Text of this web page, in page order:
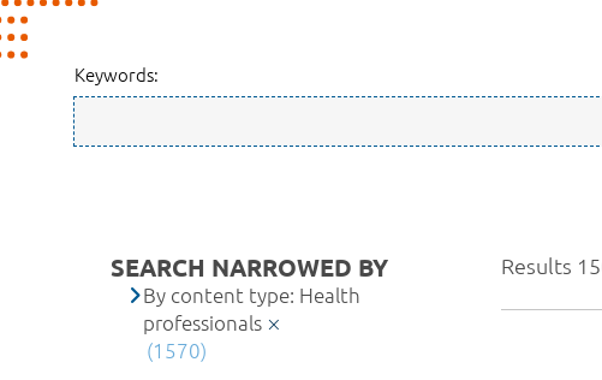
Keywords:
Results
SEARCH NARROWED BY
By content type: Health
professionals
(1570)